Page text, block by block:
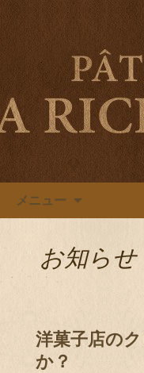
伊勢市旭
スリー ラ
グ
伊勢市旭町・
メニュー
お知らせ
洋菓子店の
か？